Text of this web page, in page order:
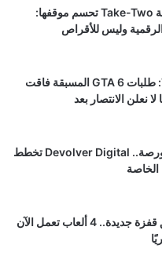
ناشر GTA 6 شركة Take-Two تحسم موقفها:
وليس للأقراص
رئيس Take-Two: طلبات GTA 6 المسبقة فاقت
نعلن الانتصار بعد
بعد سنوات في البورصة.. Devolver Digital تخطط
الخاصة
محاكي PS5 يحقق قفزة جديدة.. 4 ألعاب تعمل الآن